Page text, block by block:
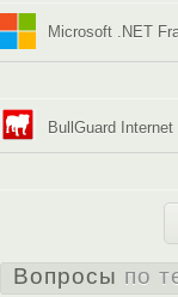
Microsoft .NET
BullGuard
Вопросы по